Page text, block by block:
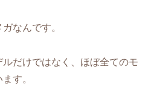
なんです。
だけではなく、ほぼ全てのモ
す。